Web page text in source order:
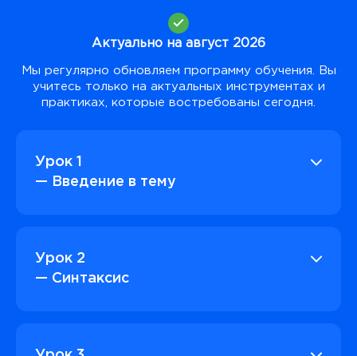
Актуально на август 2026
Мы регулярно обновляем программу обучения. Вы
учитесь только на актуальных инструментах и
практиках, которые востребованы сегодня.
Урок 1
— Введение в тему
Урок 2
— Синтаксис